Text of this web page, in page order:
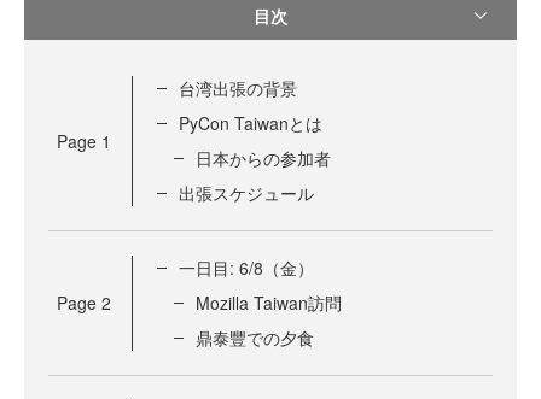
目次
Page 1
台湾出張の背景
PyCon Taiwanとは
日本からの参加者
出張スケジュール
Page 2
一日目: 6/8（金）
Mozilla Taiwan訪問
鼎泰豐での夕食